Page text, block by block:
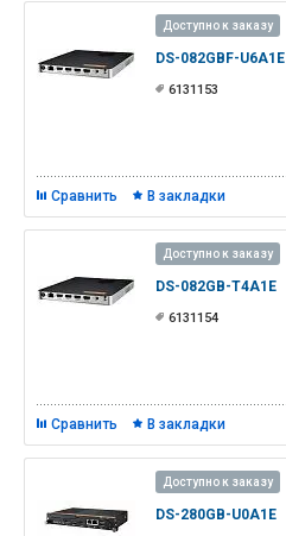
Доступно к заказу
DS-082GBF-U6A1E
6131153
Сравнить В закладки
Доступно к заказу
DS-082GB-T4A1E
6131154
Сравнить В закладки
Доступно к заказу
DS-280GB-U0A1E